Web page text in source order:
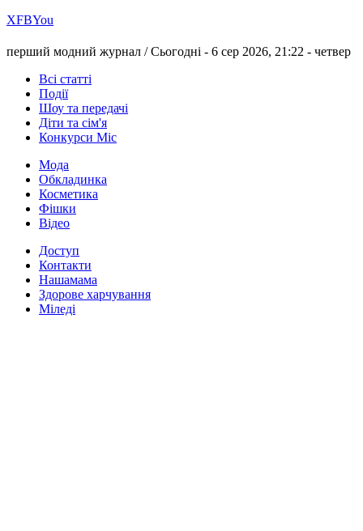
ХFBYou
перший модний журнал /Сьогодні - 6 сер 2026, 21:22 - четвер
Всі статті
Події
Шоу та передачі
Діти та сім'я
Конкурси Міс
Мода
Обкладинка
Косметика
Фішки
Відео
Доступ
Контакти
Нашамама
Здорове харчування
Міледі